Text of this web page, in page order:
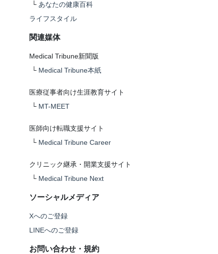
└ あなたの健康百科
ライフスタイル
関連媒体
Medical Tribune新聞版
└ Medical Tribune本紙
医療従事者向け生涯教育サイト
└ MT-MEET
医師向け転職支援サイト
└ Medical Tribune Career
クリニック継承・開業支援サイト
└ Medical Tribune Next
ソーシャルメディア
Xへのご登録
LINEへのご登録
お問い合わせ・規約